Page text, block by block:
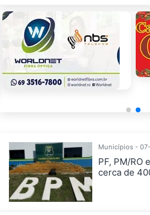
Municípios -
PF, PM/RO
cerca de